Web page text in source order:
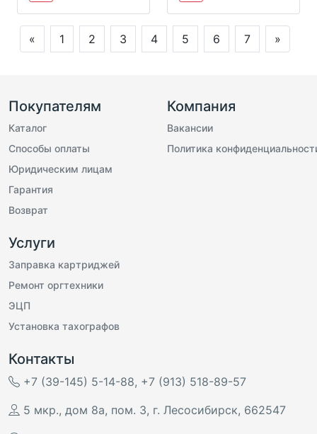
« 1 2 3 4 5 6 7 »
Покупателям
Каталог
Способы оплаты
Юридическим лицам
Гарантия
Возврат
Компания
Вакансии
Политика
Услуги
Заправка картриджей
Ремонт оргтехники
ЭЦП
Установка тахографов
Контакты
+7 (39-145) 5-14-88, +7 (913) 518-89-57
5 мкр., дом 8а, пом. 3, г. Лесосибирск, 662547